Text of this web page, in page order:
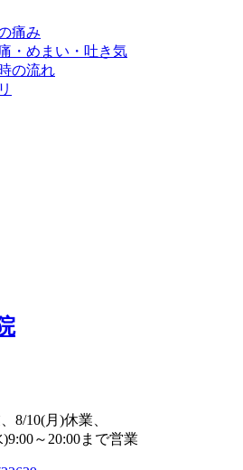
痛み
・めまい・吐き気
の流れ
8/10(月)休業、
～20:00まで営業